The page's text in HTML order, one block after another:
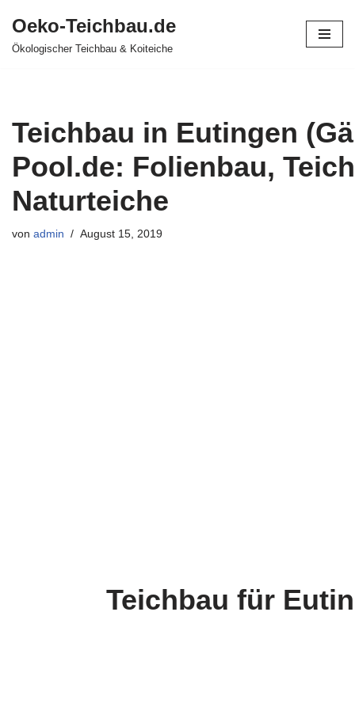
Zum
Oeko-Teichbau.de
Ökologischer Teichbau & Koiteiche
Teichbau in Eutingen
Pool.de: Folienbau,
Naturteiche
von admin August 15, 2019
Teichbau für